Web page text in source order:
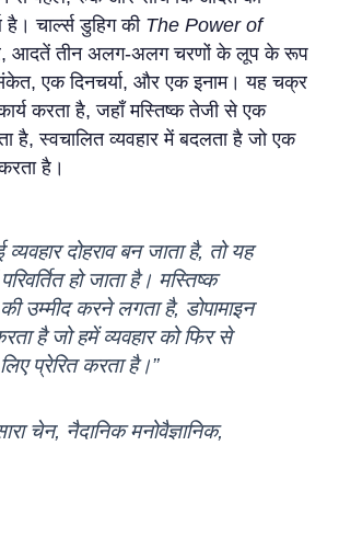
है। चार्ल्स डुहिग की The Power of
आदतें तीन अलग-अलग चरणों के लूप के रूप
एक दिनचर्या, और एक इनाम। यह चक्र
करता है, जहाँ मस्तिष्क तेजी से एक
है, स्वचालित व्यवहार में बदलता है जो एक
है।
दोहराव बन जाता है, तो यह
हो जाता है। मस्तिष्क
उम्मीद करने लगता है, डोपामाइन
है जो हमें व्यवहार को फिर से
प्रेरित करता है।”
चेन, नैदानिक मनोवैज्ञानिक,